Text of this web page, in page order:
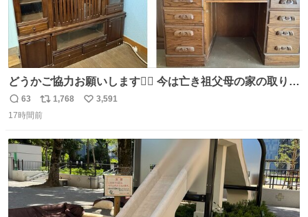
どうかご協力お願いします🙇‍♂️ 今は亡き祖父母の家の取り壊
しが決まり、どうしても処分して欲しくない食器棚と机の
引き取り手を探しております この2つは私の祖母が当初一
さで亡くなりましたが、この家具達をとても大切にしてお
りました 続く↓
返
信
63
リ
ポ
ト
数
1,768
い
数
3,591
17時間前